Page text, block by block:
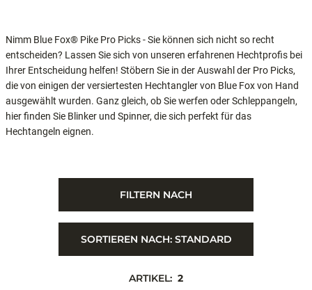
Nimm Blue Fox® Pike Pro Picks - Sie können sich nicht so recht
entscheiden? Lassen Sie sich von unseren erfahrenen Hechtprofis bei
Ihrer Entscheidung helfen! Stöbern Sie in der Auswahl der Pro Picks,
die von einigen der versiertesten Hechtangler von Blue Fox von Hand
ausgewählt wurden. Ganz gleich, ob Sie werfen oder Schleppangeln,
hier finden Sie Blinker und Spinner, die sich perfekt für das
Hechtangeln eignen.
FILTERN NACH
SORTIEREN NACH: STANDARD
ARTIKEL: 2